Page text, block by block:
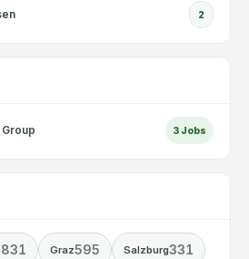
2
3 Jobs
831 Graz595 Salzburg331